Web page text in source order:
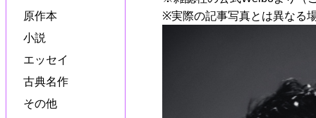
原作本
小説
エッセイ
古典名作
その他
※実際の記事写真とは異なる